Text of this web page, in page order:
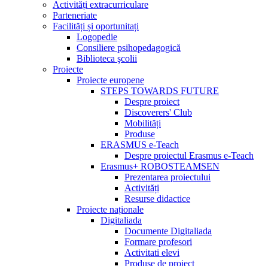
Activități extracurriculare
Parteneriate
Facilități și oportunitați
Logopedie
Consiliere psihopedagogică
Biblioteca şcolii
Proiecte
Proiecte europene
STEPS TOWARDS FUTURE
Despre proiect
Discoverers' Club
Mobilități
Produse
ERASMUS e-Teach
Despre proiectul Erasmus e-Teach
Erasmus+ ROBOSTEAMSEN
Prezentarea proiectului
Activități
Resurse didactice
Proiecte naționale
Digitaliada
Documente Digitaliada
Formare profesori
Activitati elevi
Produse de proiect